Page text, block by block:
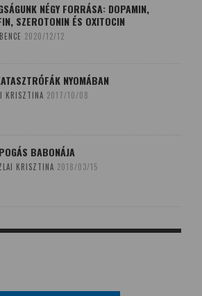
NÉGY FORRÁSA: DOPAMIN,
SZEROTONIN ÉS OXITOCIN
2020/12/12
NYOMÁBAN
KRISZTINA 2017/10/08
BABONÁJA
KRISZTINA 2018/03/15